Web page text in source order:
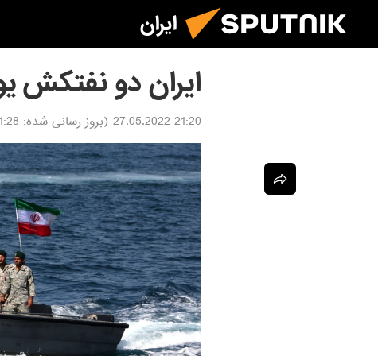
ایران
ایران دو نفتکش
21:20 27.05.2022 (بروز رسانی شده: